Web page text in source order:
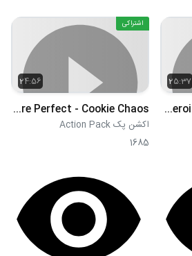
25:37
S01E10 - A Half-Baked Scheme - Heroism is a Piece of Cake
24:56
اشتراکی
S01E09 - Picture Perfect - Cookie Chaos
اکشن پک Action Pack
1685